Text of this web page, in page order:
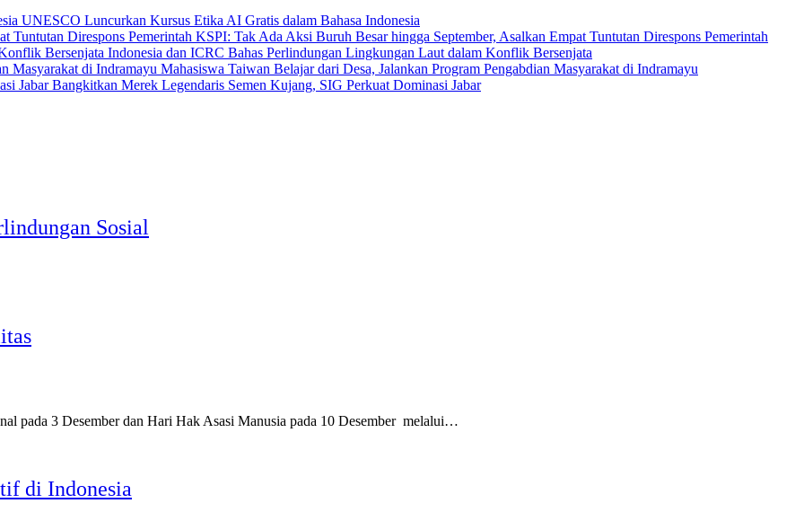
UNESCO Luncurkan Kursus Etika AI Gratis dalam Bahasa Indonesia
KSPI: Tak Ada Aksi Buruh Besar hingga September, Asalkan Empat Tuntutan Direspons Pemerintah
Indonesia dan ICRC Bahas Perlindungan Lingkungan Laut dalam Konflik Bersenjata
Mahasiswa Taiwan Belajar dari Desa, Jalankan Program Pengabdian Masyarakat di Indramayu
Bangkitkan Merek Legendaris Semen Kujang, SIG Perkuat Dominasi Jabar
Sosial
pada 3 Desember dan Hari Hak Asasi Manusia pada 10 Desember melalui…
di Indonesia